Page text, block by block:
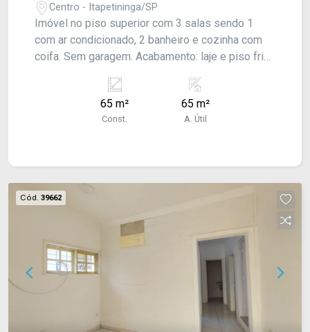
Centro - Itapetininga/SP
Imóvel no piso superior com 3 salas sendo 1
com ar condicionado, 2 banheiro e cozinha com
coifa. Sem garagem. Acabamento: laje e piso frio.
65 m²
Const.
65 m²
A. Útil
Cód. 39662